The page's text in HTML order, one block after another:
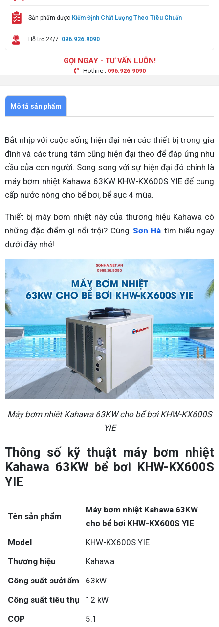
Sản phẩm được Kiểm Định Chất Lượng Theo Tiêu Chuẩn
Hỗ trợ 24/7: 096.926.9090
GỌI NGAY - TƯ VẤN LUÔN!
Hotline : 096.926.9090
Mô tả sản phẩm
Bắt nhịp với cuộc sống hiện đại nên các thiết bị trong gia
đình và các trung tâm cũng hiện đại theo để đáp ứng nhu
cầu của con người. Song song với sự hiện đại đó chính là
máy bơm nhiệt Kahawa 63KW KHW-KX600S YIE để cung
cấp nước nóng cho bể bơi, bể sục 4 mùa.
Thiết bị máy bơm nhiệt này của thương hiệu Kahawa có
những đặc điểm gì nổi trội? Cùng Sơn Hà tìm hiểu ngay
dưới đây nhé!
Máy bơm nhiệt Kahawa 63KW cho bể bơi KHW-KX600S
YIE
Thông số kỹ thuật máy bơm nhiệt
Kahawa 63KW bể bơi KHW-KX600S
YIE
Tên sản phẩm
Máy bơm nhiệt Kahawa 63KW
cho bể bơi KHW-KX600S YIE
Model
KHW-KX600S YIE
Thương hiệu
Kahawa
Công suất sưởi ấm
63kW
Công suất tiêu thụ
12 kW
COP
5.1